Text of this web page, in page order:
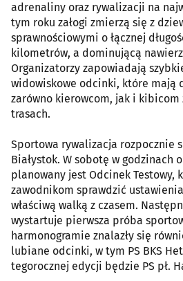
adrenaliny oraz rywalizacji na
tym roku załogi zmierzą się z
sprawnościowymi o łącznej
kilometrów, a dominującą
Organizatorzy zapowiadają
widowiskowe odcinki, które mają
zarówno kierowcom, jak i kibicom
trasach.
Sportowa rywalizacja rozpocznie
Białystok. W sobotę w godzinach
planowany jest Odcinek Testowy,
zawodnikom sprawdzić
właściwą walką z czasem.
wystartuje pierwsza próba
harmonogramie znalazły się
lubiane odcinki, w tym PS BKS
tegorocznej edycji będzie PS pł.